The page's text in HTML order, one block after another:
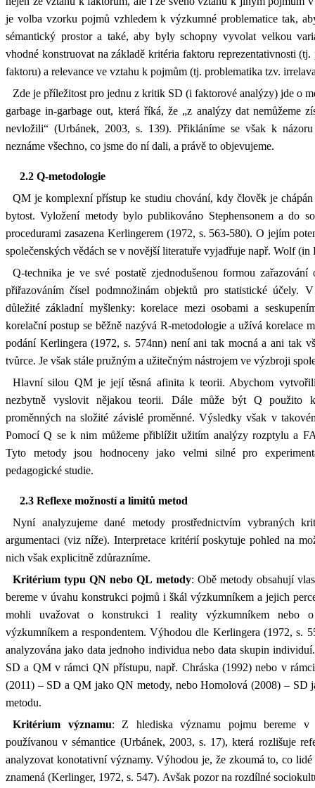
je volba vzorku pojmů vzhledem k výzkumné problematice tak,
sémantický prostor a také, aby byly schopny vyvolat velkou
vhodné konstruovat na základě kritéria faktoru reprezentativnosti
faktoru) a relevance ve vztahu k pojmům (tj. problematika tzv.
Zde je příležitost pro jednu z kritik SD (i faktorové analýzy) jde o
garbage in-garbage out, která říká, že „z analýzy dat nemůžeme
nevložili“ (Urbánek, 2003, s. 139). Přikláníme se však k
neznáme všechno, co jsme do ní dali, a právě to objevujeme.
2.2 Q-metodologie
QM je komplexní přístup ke studiu chování, kdy člověk je
bytost. Vyložení metody bylo publikováno Stephensonem a do
procedurami zasazena Kerlingerem (1972, s. 563-580). O jejím
společenských vědách se v novější literatuře vyjadřuje např. Wolf (in
Q-technika je ve své postatě zjednodušenou formou
přiřazováním čísel podmnožinám objektů pro statistické účely.
důležité základní myšlenky: korelace mezi osobami a
korelační postup se běžně nazývá R-metodologie a užívá korelace
podání Kerlingera (1972, s. 574nn) není ani tak mocná a ani tak
tvůrce. Je však stále pružným a užitečným nástrojem ve výzbroji
Hlavní silou QM je její těsná afinita k teorii. Abychom vytvořili
nezbytně vyslovit nějakou teorii. Dále může být Q použito
proměnných na složité závislé proměnné. Výsledky však v
Pomocí Q se k nim můžeme přiblížit užitím analýzy rozptylu a
Tyto metody jsou hodnoceny jako velmi silné pro
pedagogické studie.
2.3 Reflexe možností a limitů metod
Nyní analyzujeme dané metody prostřednictvím vybraných
argumentaci (viz níže). Interpretace kritérií poskytuje pohled na
nich však explicitně zdůrazníme.
Kritérium typu QN nebo QL metody: Obě metody obsahují
bereme v úvahu konstrukci pojmů i škál výzkumníkem a jejich
mohli uvažovat o konstrukci 1 reality výzkumníkem nebo
výzkumníkem a respondentem. Výhodou dle Kerlingera (1972, s.
analyzována jako data jednoho individua nebo data skupin
SD a QM v rámci QN přístupu, např. Chráska (1992) nebo v
(2011) – SD a QM jako QN metody, nebo Homolová (2008) –
metodu.
Kritérium významu: Z hlediska významu pojmu bereme v
používanou v sémantice (Urbánek, 2003, s. 17), která rozlišuje
analyzovat konotativní významy. Výhodou je, že zkoumá to, co
znamená (Kerlinger, 1972, s. 547). Avšak pozor na rozdílné